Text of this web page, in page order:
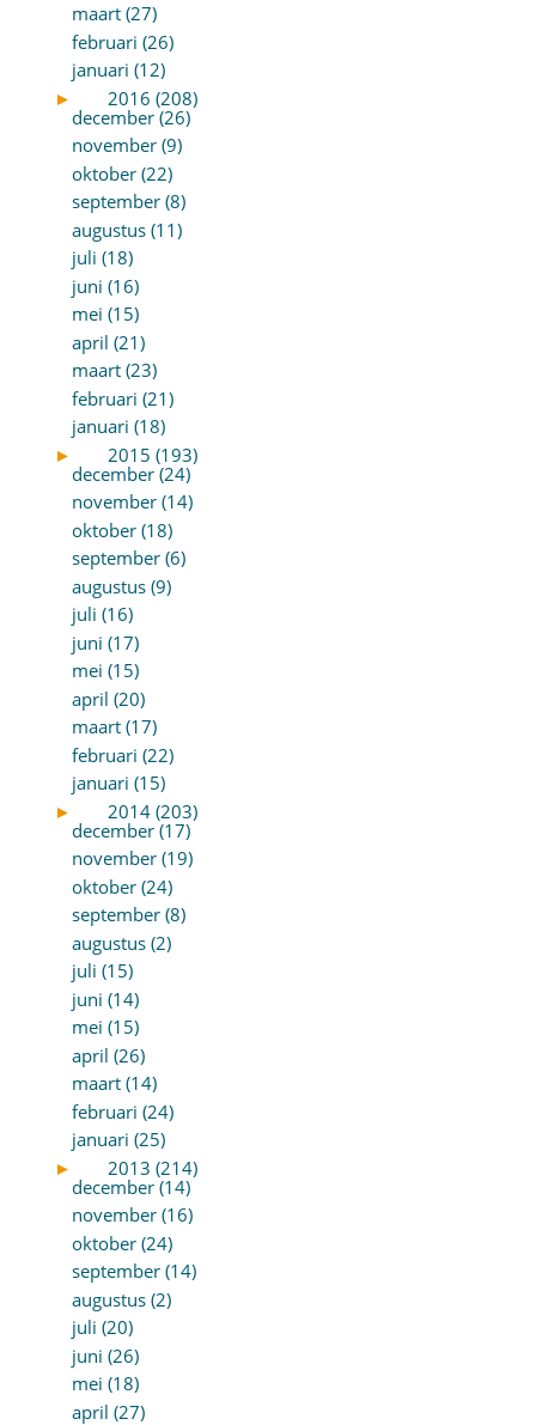
maart (27)
februari (26)
januari (12)
►
2016 (208)
december (26)
november (9)
oktober (22)
september (8)
augustus (11)
juli (18)
juni (16)
mei (15)
april (21)
maart (23)
februari (21)
januari (18)
►
2015 (193)
december (24)
november (14)
oktober (18)
september (6)
augustus (9)
juli (16)
juni (17)
mei (15)
april (20)
maart (17)
februari (22)
januari (15)
►
2014 (203)
december (17)
november (19)
oktober (24)
september (8)
augustus (2)
juli (15)
juni (14)
mei (15)
april (26)
maart (14)
februari (24)
januari (25)
►
2013 (214)
december (14)
november (16)
oktober (24)
september (14)
augustus (2)
juli (20)
juni (26)
mei (18)
april (27)